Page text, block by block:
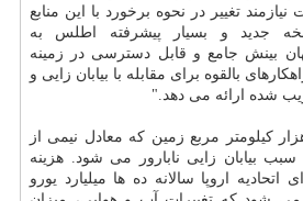
تغییر در نحوه برخورد با این منابع
جدید و بسیار پیشرفته اطلس به
بینش جامع و قابل دسترسی در زمینه
بالقوه برای مقابله با بیابان زایی و
شده ارائه می دهد."
ساله در جهان، ۱۲۰ هزار كیلومتر مربع زمین كه معادل نیمی از
بیابان زایی نابارور می شود. هزینه
اروپا سالانه ده ها میلیارد یورو